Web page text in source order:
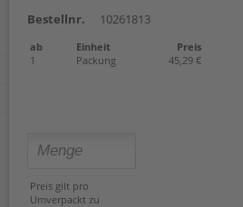
Bestellnr.
10261813
ab Einheit
Preis
1
Packung 45,29 €
Preis gilt pro
Umverpackt zu